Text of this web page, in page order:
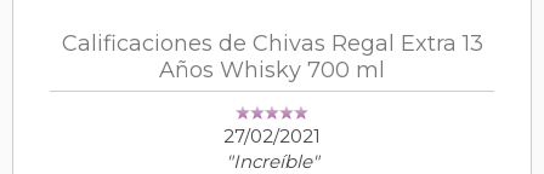
Calificaciones de Chivas Regal Extra 13
Años Whisky 700 ml
27/02/2021
"Increíble"